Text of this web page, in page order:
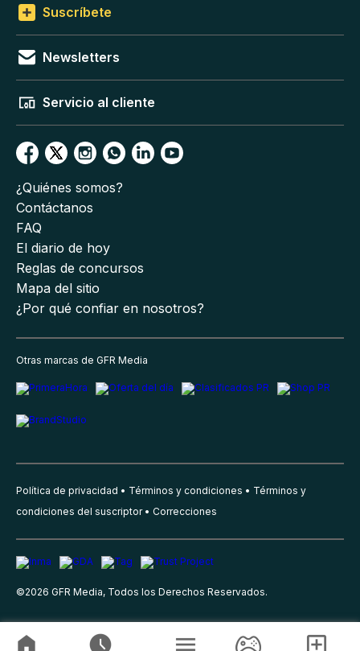
Suscríbete
Newsletters
Servicio al cliente
¿Quiénes somos?
Contáctanos
FAQ
El diario de hoy
Reglas de concursos
Mapa del sitio
¿Por qué confiar en nosotros?
Otras marcas de GFR Media
Política de privacidad Términos y condiciones
Términos y
condiciones del suscriptor
Correcciones
©2026 GFR Media, Todos los Derechos Reservados.